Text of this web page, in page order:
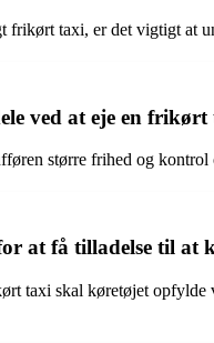
frikørt taxi, er det vigtigt at
ved at eje en
større frihed og
at få tilladelse til at
taxi skal køretøjet